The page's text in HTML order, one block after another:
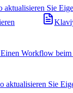
Sie
Workflow beim
aktualisieren Sie